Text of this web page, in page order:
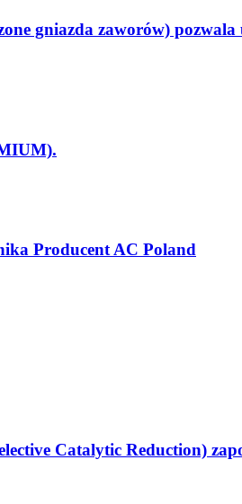
gniazda zaworów)
Producent AC Poland
Catalytic Reduction)